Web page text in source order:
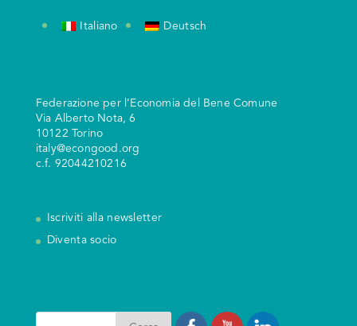
Italiano Deutsch
Federazione per l’Economia del Bene Comune
Via Alberto Nota, 6
10122 Torino
italy@econgood.org
c.f. 92044210216
Iscriviti alla newsletter
Diventa socio